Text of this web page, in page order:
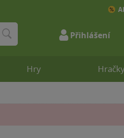
Hry
Přihlášení